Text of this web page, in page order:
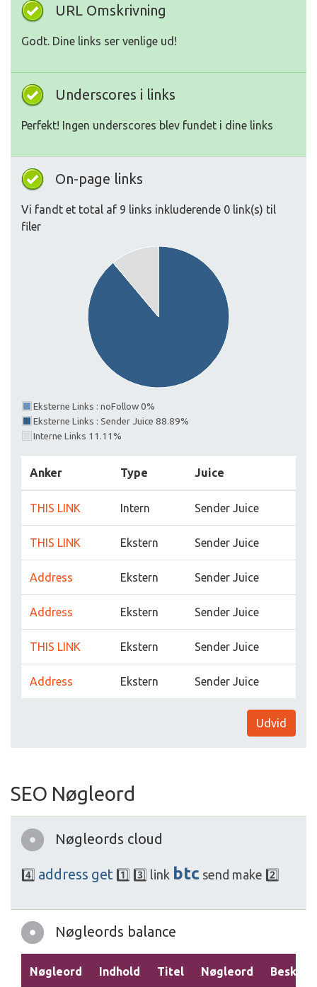
URL Omskrivning
Godt. Dine links ser venlige ud!
Underscores i links
Perfekt! Ingen underscores blev fundet i dine links
On-page links
Vi fandt et total af 9 links inkluderende 0 link(s) til
filer
Eksterne Links : noFollow 0%
Eksterne Links : Sender Juice 88.89%
Interne Links 11.11%
Anker Type Juice
THIS LINK Intern Sender Juice
THIS LINK Ekstern Sender Juice
Address Ekstern Sender Juice
Address Ekstern Sender Juice
THIS LINK Ekstern Sender Juice
Address Ekstern Sender Juice
Udvid
SEO Nøgleord
Nøgleords cloud
4️⃣ address get 1️⃣ 3️⃣ link btc send make 2️⃣
Nøgleords balance
Nøgleord Indhold Titel Nøgleord